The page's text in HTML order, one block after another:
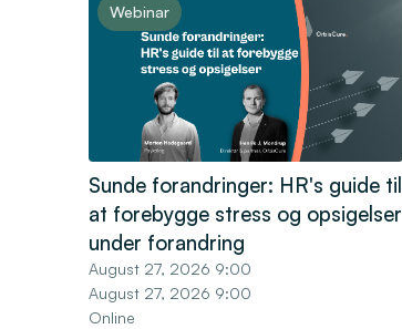
Webinar
Sunde forandringer: HR's guide til
at forebygge stress og opsigelser
under forandring
August 27, 2026 9:00
August 27, 2026 9:00
Online